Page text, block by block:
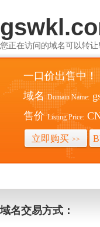
您正在访问的域名可以转让
一口价出售中！
域名 Domain Name:
售价 Listing Price:
立即购买 >>
域名交易方式：